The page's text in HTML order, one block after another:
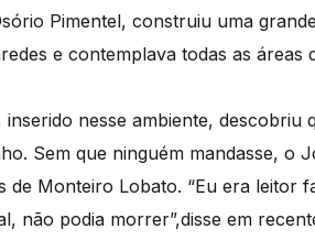
Pimentel, construiu uma
e contemplava todas as áreas
nesse ambiente, descobriu
Sem que ninguém mandasse, o
Monteiro Lobato. “Eu era leitor
não podia morrer”,disse em